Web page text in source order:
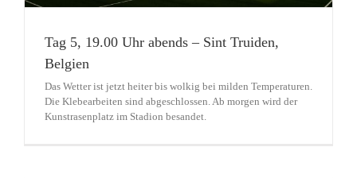
Tag 5, 19.00 Uhr abends – Sint Truiden,
Belgien
Das Wetter ist jetzt heiter bis wolkig bei milden Temperaturen.
Die Klebearbeiten sind abgeschlossen. Ab morgen wird der
Kunstrasenplatz im Stadion besandet.